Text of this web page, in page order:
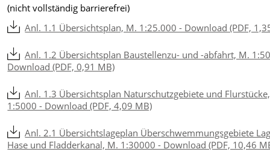
(nicht vollständig barrierefrei)
Anl. 1.1 Übersichtsplan, M. 1:25.000 - Download (PDF,
Anl. 1.2 Übersichtsplan Baustellenzu- und -abfahrt, M.
Download (PDF, 0,91 MB)
Anl. 1.3 Übersichtsplan Naturschutzgebiete und
1:5000 - Download (PDF, 4,09 MB)
Anl. 2.1 Übersichtslageplan Überschwemmungsgebiete
Hase und Fladderkanal, M. 1:30000 - Download (PDF, 10,46